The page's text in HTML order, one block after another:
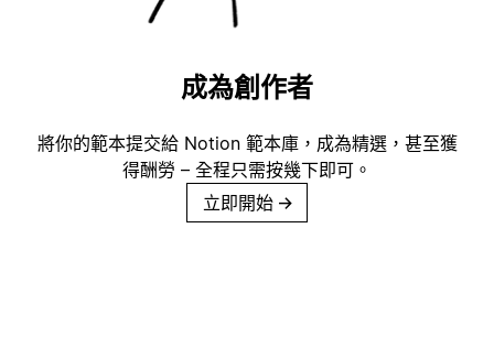
成為創作者
將你的範本提交給 Notion 範本庫，成為精選，甚至獲
得酬勞 – 全程只需按幾下即可。
立即開始 →